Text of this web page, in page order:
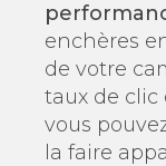
enchères
de votre
taux de clic
vous
la faire